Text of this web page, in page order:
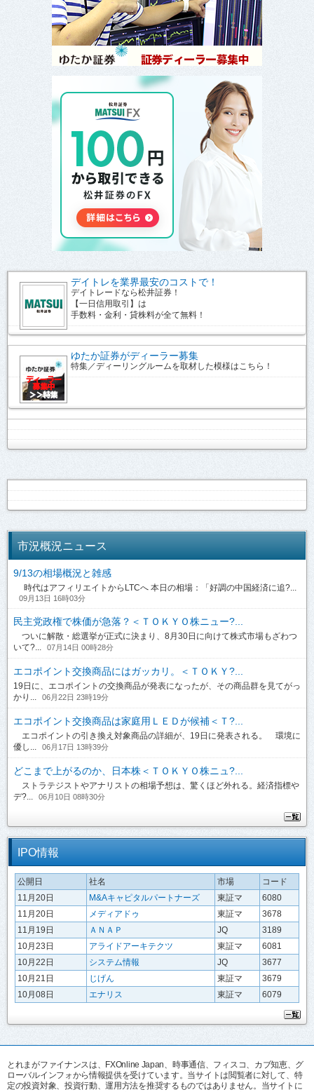
デイトレを業界最安のコストで！
デイトレードなら松井証券！
【一日信用取引】は
手数料・金利・貸株料が全て無料！
ゆたか証券がディーラー募集
特集／ディーリングルームを取材した模様はこちら！
市況概況ニュース
9/13の相場概況と雑感
時代はアフィリエイトからLTCへ 本日の相場：「好調の中国経済に追?...
09月13日 16時03分
民主党政権で株価が急落？＜ＴＯＫＹＯ株ニュー?...
ついに解散・総選挙が正式に決まり、8月30日に向けて株式市場もざわつ
いて?...
07月14日 00時28分
エコポイント交換商品にはガッカリ。＜ＴＯＫＹ?...
19日に、エコポイントの交換商品が発表になったが、その商品群を見てがっ
かり...
06月22日 23時19分
エコポイント交換商品は家庭用ＬＥＤが候補＜Ｔ?...
エコポイントの引き換え対象商品の詳細が、19日に発表される。 環境に
優し...
06月17日 13時39分
どこまで上がるのか、日本株＜ＴＯＫＹＯ株ニュ?...
ストラテジストやアナリストの相場予想は、驚くほど外れる。経済指標や
デ?...
06月10日 08時30分
IPO情報
公開日 社名 市場
コード
11月20日
M&Aキャピタルパートナーズ 東証マ
6080
11月20日
メディアドゥ 東証マ
3678
11月19日
ＡＮＡＰ JQ
3189
10月23日
アライドアーキテクツ 東証マ
6081
10月22日
システム情報 JQ
3677
10月21日
じげん 東証マ
3679
10月08日
エナリス 東証マ 6079
とれまがファイナンスは、FXOnline Japan、時事通信、フィスコ、カブ知恵、グ
ローバルインフォから情報提供を受けています。当サイトは閲覧者に対して、特
定の投資対象、投資行動、運用方法を推奨するものではありません。当サイトに